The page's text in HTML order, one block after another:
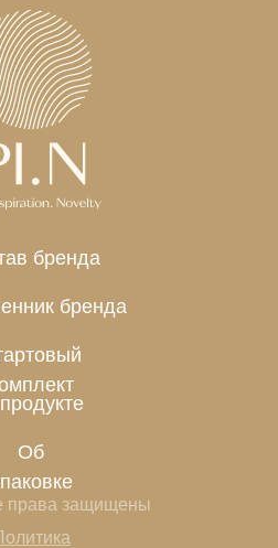
бренда
бренда
Об
права защищены